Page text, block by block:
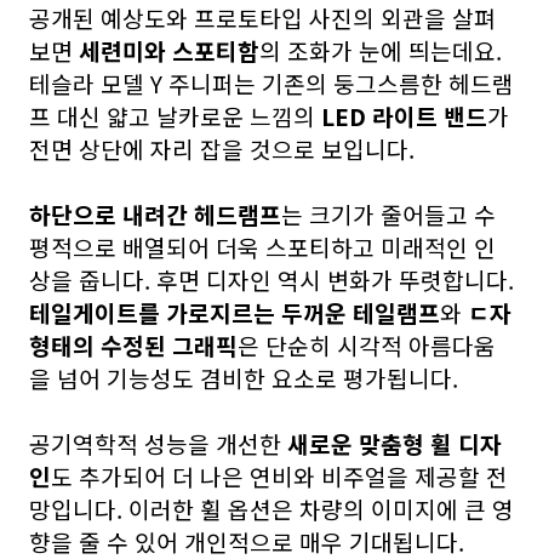
공개된 예상도와 프로토타입 사진의 외관을 살펴
보면 세련미와 스포티함의 조화가 눈에 띄는데요.
테슬라 모델 Y 주니퍼는 기존의 둥그스름한 헤드램
프 대신 얇고 날카로운 느낌의 LED 라이트 밴드가
전면 상단에 자리 잡을 것으로 보입니다.
하단으로 내려간 헤드램프는 크기가 줄어들고 수
평적으로 배열되어 더욱 스포티하고 미래적인 인
상을 줍니다. 후면 디자인 역시 변화가 뚜렷합니다.
테일게이트를 가로지르는 두꺼운 테일램프와 ㄷ자
형태의 수정된 그래픽은 단순히 시각적 아름다움
을 넘어 기능성도 겸비한 요소로 평가됩니다.
공기역학적 성능을 개선한새로운 맞춤형 휠 디자
인도 추가되어 더 나은 연비와 비주얼을 제공할 전
망입니다. 이러한 휠 옵션은 차량의 이미지에 큰 영
향을 줄 수 있어 개인적으로 매우 기대됩니다.